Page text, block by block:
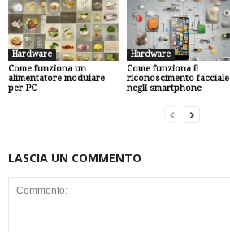
Hardware
Come funziona un
alimentatore modulare
per PC
Hardware
Come funziona il
riconoscimento facciale
negli smartphone
LASCIA UN COMMENTO